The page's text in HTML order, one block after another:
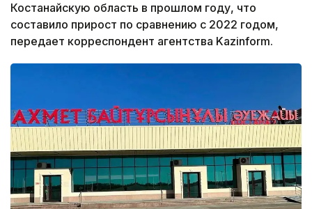
Костанайскую область в прошлом году, что
составило прирост по сравнению с 2022 годом,
передает корреспондент агентства Kazinform.